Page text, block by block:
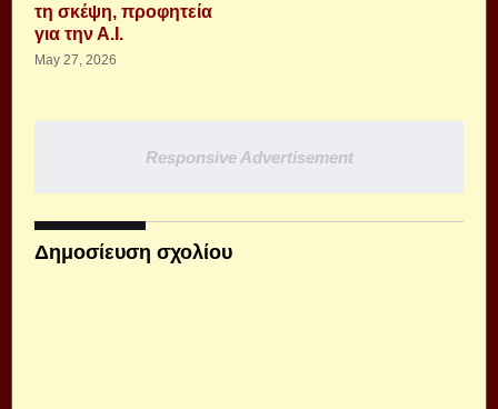
τη σκέψη, προφητεία
για την Α.Ι.
May 27, 2026
Responsive Advertisement
Δημοσίευση σχολίου